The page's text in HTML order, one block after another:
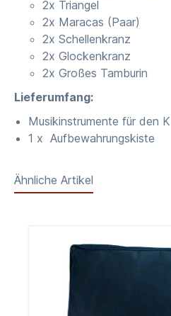
2x Triangel
2x Maracas (Paar)
2x Schellenkranz
2x Glockenkranz
2x Großes Tamburin
Lieferumfang:
Musikinstrumente für den
1 x Aufbewahrungskiste
Ähnliche Artikel